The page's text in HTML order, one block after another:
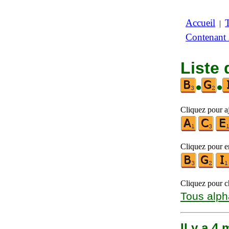
Accueil |
Liste
•
•
Cliquez pour
Cliquez pour
Cliquez pour
Tous